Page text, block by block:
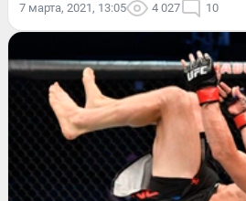
7 марта, 2021, 13:05 4 027 10